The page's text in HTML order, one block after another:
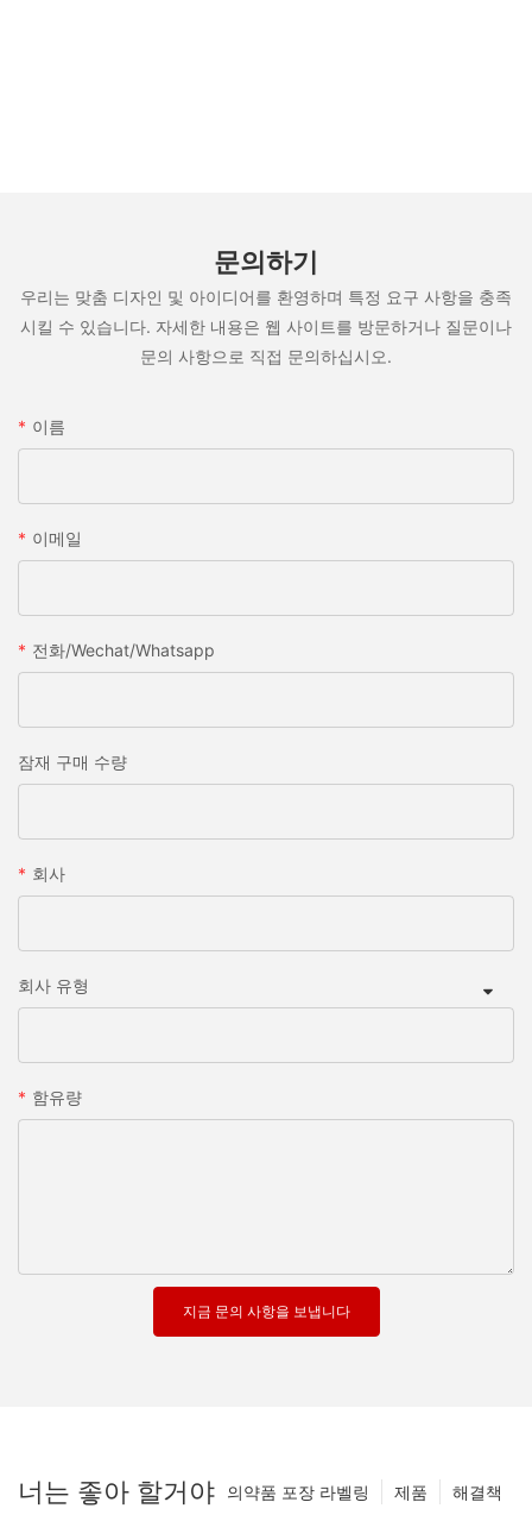
문의하기
우리는 맞춤 디자인 및 아이디어를 환영하며 특정 요구 사항을 충족
시킬 수 있습니다. 자세한 내용은 웹 사이트를 방문하거나 질문이나
문의 사항으로 직접 문의하십시오.
이름
이메일
전화/wechat/whatsapp
잠재 구매 수량
회사
회사 유형
함유량
지금 문의 사항을 보냅니다
너는 좋아 할거야 해결책
제품
의약품 포장 라벨링